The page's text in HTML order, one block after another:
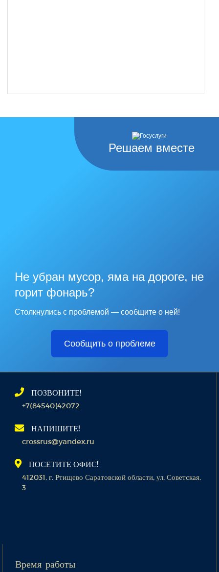
Решаем вместе
Не убран мусор, яма на дороге, не
горит фонарь?
Столкнулись с проблемой — сообщите о ней!
Сообщить о проблеме
ПОЗВОНИТЕ!
+7(84540)42072
НАПИШИТЕ!
crossrus@yandex.ru
ПОСЕТИТЕ ОФИС!
412031, г. Ртищево Саратовской области, ул. Советская,
3
Время работы